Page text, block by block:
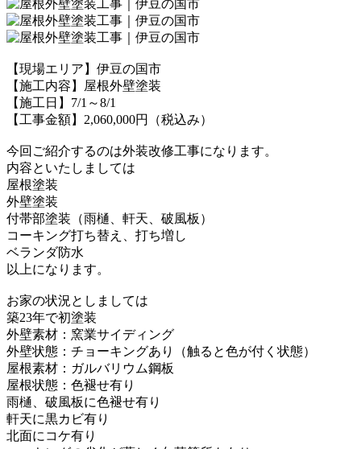
【現場エリア】伊豆の国市
【施工内容】屋根外壁塗装
【施工日】7/1～8/1
【工事金額】2,060,000円（税込み）
今回ご紹介するのは外装改修工事になります。
内容といたしましては
屋根塗装
外壁塗装
付帯部塗装（雨樋、軒天、破風板）
コーキング打ち替え、打ち増し
ベランダ防水
以上になります。
お家の状況としましては
築23年で初塗装
外壁素材：窯業サイディング
外壁状態：チョーキングあり（触ると色が付く状態）
屋根素材：ガルバリウム鋼板
屋根状態：色褪せ有り
雨樋、破風板に色褪せ有り
軒天に黒カビ有り
北面にコケ有り